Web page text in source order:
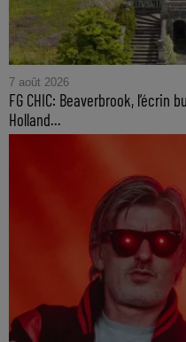
7 août 2026
FG CHIC: Beaverbrook, l’écrin
Holland...